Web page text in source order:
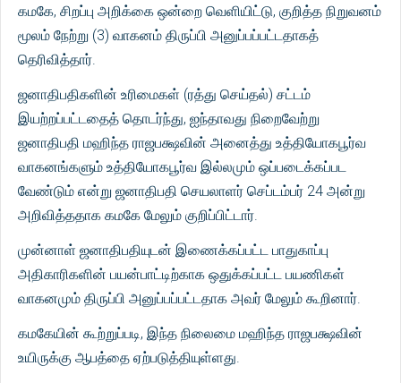
கமகே, சிறப்பு அறிக்கை ஒன்றை வெளியிட்டு, குறித்த நிறுவனம்
மூலம் நேற்று (3) வாகனம் திருப்பி அனுப்பப்பட்டதாகத்
தெரிவித்தார்.
ஜனாதிபதிகளின் உரிமைகள் (ரத்து செய்தல்) சட்டம்
இயற்றப்பட்டதைத் தொடர்ந்து, ஐந்தாவது நிறைவேற்று
ஜனாதிபதி மஹிந்த ராஜபக்ஷவின் அனைத்து உத்தியோகபூர்வ
வாகனங்களும் உத்தியோகபூர்வ இல்லமும் ஒப்படைக்கப்பட
வேண்டும் என்று ஜனாதிபதி செயலாளர் செப்டம்பர் 24 அன்று
அறிவித்ததாக கமகே மேலும் குறிப்பிட்டார்.
முன்னாள் ஜனாதிபதியுடன் இணைக்கப்பட்ட பாதுகாப்பு
அதிகாரிகளின் பயன்பாட்டிற்காக ஒதுக்கப்பட்ட பயணிகள்
வாகனமும் திருப்பி அனுப்பப்பட்டதாக அவர் மேலும் கூறினார்.
கமகேயின் கூற்றுப்படி, இந்த நிலைமை மஹிந்த ராஜபக்ஷவின்
உயிருக்கு ஆபத்தை ஏற்படுத்தியுள்ளது.